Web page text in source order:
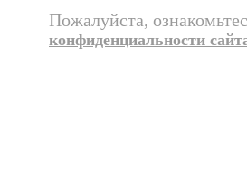
Пожалуйста,
конфиденциальности